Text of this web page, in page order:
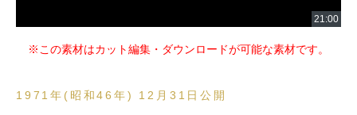
※この素材はカット編集・ダウンロードが可能な素材です。
1971年(昭和46年) 12月31日公開